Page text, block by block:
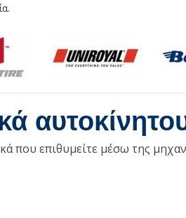
που επιθυμείτε μέσω της